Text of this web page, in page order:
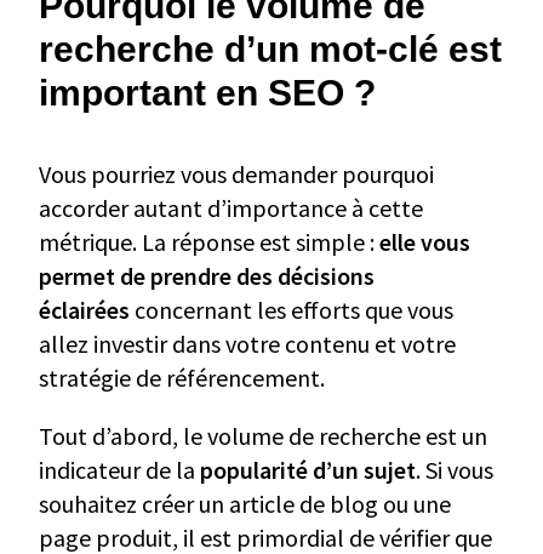
recherche d’un mot-clé est
important en SEO ?
Vous pourriez vous demander pourquoi
accorder autant d’importance à cette
métrique. La réponse est simple :elle vous
permet de prendre des décisions
éclairées concernant les efforts que vous
allez investir dans votre contenu et votre
stratégie de référencement.
Tout d’abord, le volume de recherche est un
indicateur de la popularité d’un sujet. Si vous
souhaitez créer un article de blog ou une
page produit, il est primordial de vérifier que